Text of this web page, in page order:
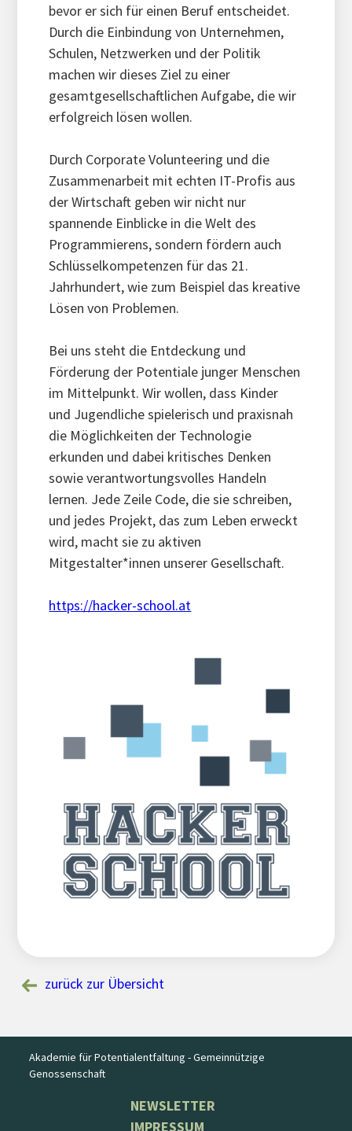
bevor er sich für einen Beruf entscheidet.
Durch die Einbindung von Unternehmen,
Schulen, Netzwerken und der Politik
machen wir dieses Ziel zu einer
gesamtgesellschaftlichen Aufgabe, die wir
erfolgreich lösen wollen.
Durch Corporate Volunteering und die
Zusammenarbeit mit echten IT-Profis aus
der Wirtschaft geben wir nicht nur
spannende Einblicke in die Welt des
Programmierens, sondern fördern auch
Schlüsselkompetenzen für das 21.
Jahrhundert, wie zum Beispiel das kreative
Lösen von Problemen.
Bei uns steht die Entdeckung und
Förderung der Potentiale junger Menschen
im Mittelpunkt. Wir wollen, dass Kinder
und Jugendliche spielerisch und praxisnah
die Möglichkeiten der Technologie
erkunden und dabei kritisches Denken
sowie verantwortungsvolles Handeln
lernen. Jede Zeile Code, die sie schreiben,
und jedes Projekt, das zum Leben erweckt
wird, macht sie zu aktiven
Mitgestalter*innen unserer Gesellschaft.
https://hacker-school.at
zurück zur Übersicht
Akademie für Potentialentfaltung - Gemeinnützige
Genossenschaft
NEWSLETTER
IMPRESSUM